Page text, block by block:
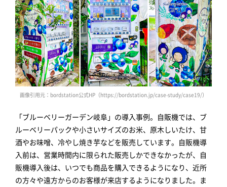
画像引用元：bordstation公式HP（https://bordstation.jp/case-study/case19/）
「ブルーベリーガーデン岐阜」の導入事例。自販機では、ブ
ルーベリーパックや小さいサイズのお米、原木しいたけ、甘
酒やお味噌、冷やし焼き芋などを販売しています。自販機導
入前は、営業時間内に限られた販売しかできなかったが、自
販機導入後は、いつでも商品を購入できるようになり、近所
の方々や遠方からのお客様が来店するようになりました。ま